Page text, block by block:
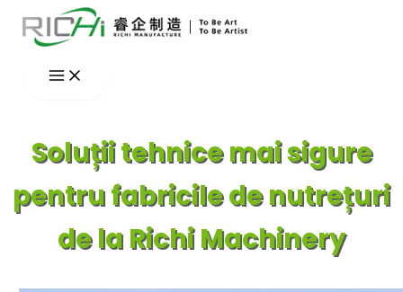
Skip
Soluții tehnice mai sigure
pentru fabricile de nutrețuri
de la Richi Machinery